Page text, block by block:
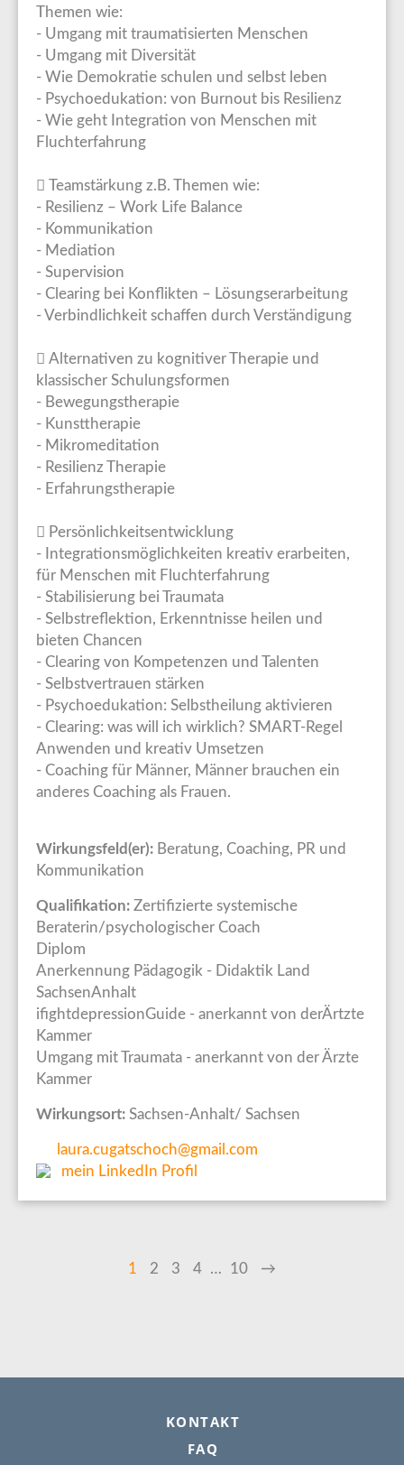
Themen wie:
- Umgang mit traumatisierten Menschen
- Umgang mit Diversität
- Wie Demokratie schulen und selbst leben
- Psychoedukation: von Burnout bis Resilienz
- Wie geht Integration von Menschen mit
Fluchterfahrung
 Teamstärkung z.B. Themen wie:
- Resilienz – Work Life Balance
- Kommunikation
- Mediation
- Supervision
- Clearing bei Konflikten – Lösungserarbeitung
- Verbindlichkeit schaffen durch Verständigung
 Alternativen zu kognitiver Therapie und
klassischer Schulungsformen
- Bewegungstherapie
- Kunsttherapie
- Mikromeditation
- Resilienz Therapie
- Erfahrungstherapie
 Persönlichkeitsentwicklung
- Integrationsmöglichkeiten kreativ erarbeiten,
für Menschen mit Fluchterfahrung
- Stabilisierung bei Traumata
- Selbstreflektion, Erkenntnisse heilen und
bieten Chancen
- Clearing von Kompetenzen und Talenten
- Selbstvertrauen stärken
- Psychoedukation: Selbstheilung aktivieren
- Clearing: was will ich wirklich? SMART-Regel
Anwenden und kreativ Umsetzen
- Coaching für Männer, Männer brauchen ein
anderes Coaching als Frauen.
Wirkungsfeld(er): Beratung, Coaching, PR und
Kommunikation
Qualifikation: Zertifizierte systemische
Beraterin/psychologischer Coach
Diplom
Anerkennung Pädagogik - Didaktik Land
SachsenAnhalt
ifightdepressionGuide - anerkannt von derÄrtzte
Kammer
Umgang mit Traumata - anerkannt von der Ärzte
Kammer
Wirkungsort: Sachsen-Anhalt/ Sachsen
laura.cugatschoch@gmail.com
mein LinkedIn Profil
Aktuelle
1 Page
2 Page
3 Page
4 …
Letzte
10
Nächste
→
KONTAKT
FAQ